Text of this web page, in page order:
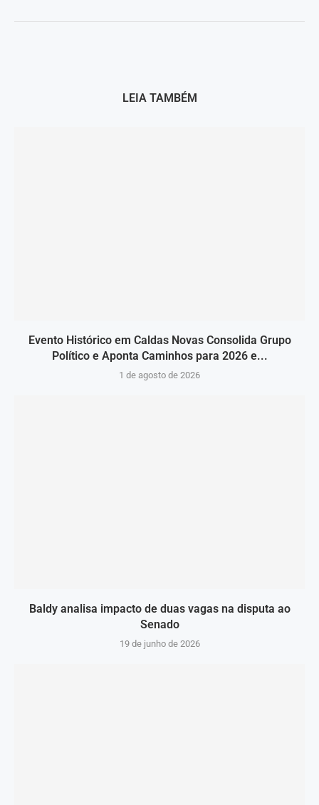
LEIA TAMBÉM
Evento Histórico em Caldas Novas Consolida Grupo
Político e Aponta Caminhos para 2026 e...
1 de agosto de 2026
Baldy analisa impacto de duas vagas na disputa ao
Senado
19 de junho de 2026